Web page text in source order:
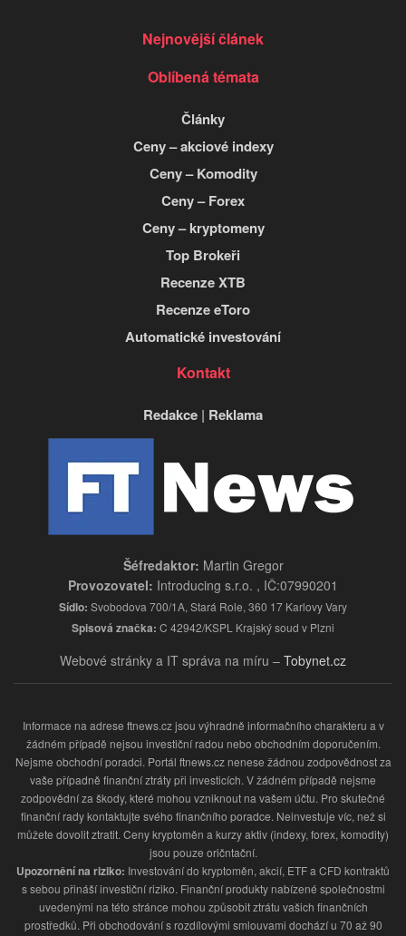
Nejnovější článek
Oblíbená témata
Články
Ceny – akciové indexy
Ceny – Komodity
Ceny – Forex
Ceny – kryptomeny
Top Brokeři
Recenze XTB
Recenze eToro
Automatické investování
Kontakt
Redakce | Reklama
Šéfredaktor: Martin Gregor
Provozovatel: Introducing s.r.o. , IČ:07990201
Sídlo: Svobodova 700/1A, Stará Role, 360 17 Karlovy Vary
Spisová značka: C 42942/KSPL Krajský soud v Plzni
Webové stránky a IT správa na míru – Tobynet.cz
Informace na adrese ftnews.cz jsou výhradně informačního charakteru a v
žádném případě nejsou investiční radou nebo obchodním doporučením.
Nejsme obchodní poradci. Portál ftnews.cz nenese žádnou zodpovědnost za
vaše případně finanční ztráty při investicích. V žádném případě nejsme
zodpovědní za škody, které mohou vzniknout na vašem účtu. Pro skutečné
finanční rady kontaktujte svého finančního poradce. Neinvestuje víc, než si
můžete dovolit ztratit. Ceny kryptoměn a kurzy aktiv (indexy, forex, komodity)
jsou pouze oričntační.
Upozornění na riziko: Investování do kryptoměn, akcií, ETF a CFD kontraktů
s sebou přináší investiční riziko. Finanční produkty nabízené společnostmi
uvedenými na této stránce mohou způsobit ztrátu vašich finančních
prostředků. Při obchodování s rozdílovými smlouvami dochází u 70 až 90